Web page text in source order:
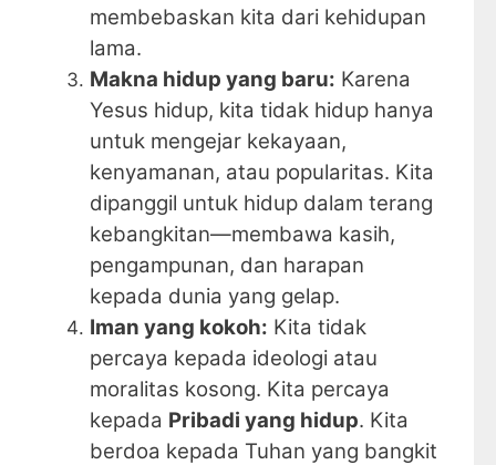
membebaskan kita dari kehidupan
lama.
Makna hidup yang baru: Karena
Yesus hidup, kita tidak hidup hanya
untuk mengejar kekayaan,
kenyamanan, atau popularitas. Kita
dipanggil untuk hidup dalam terang
kebangkitan—membawa kasih,
pengampunan, dan harapan
kepada dunia yang gelap.
Iman yang kokoh: Kita tidak
percaya kepada ideologi atau
moralitas kosong. Kita percaya
kepada Pribadi yang hidup. Kita
berdoa kepada Tuhan yang bangkit